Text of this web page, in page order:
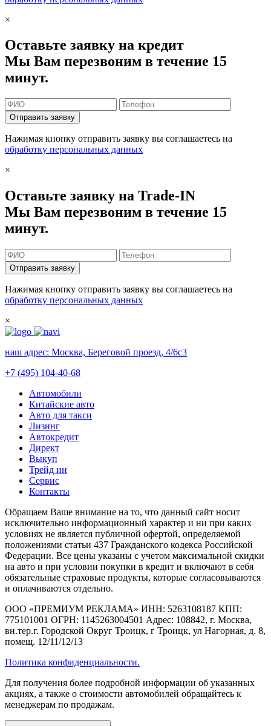
×
Оставьте заявку на кредит
Мы Вам перезвоним в течение 15
минут.
Отправить заявку
Нажимая кнопку отправить заявку вы соглашаетесь на
обработку персональных данных
×
Оставьте заявку на Trade-IN
Мы Вам перезвоним в течение 15
минут.
Отправить заявку
Нажимая кнопку отправить заявку вы соглашаетесь на
обработку персональных данных
×
наш адрес: Москва, Береговой проезд, 4/6с3
+7 (495) 104-40-68
Автомобили
Китайские авто
Авто для такси
Лизинг
Автокредит
Директ
Выкуп
Трейд ин
Сервис
Контакты
Обращаем Ваше внимание на то, что данный сайт носит
исключительно информационный характер и ни при каких
условиях не является публичной офертой, определяемой
положениями статьи 437 Гражданского кодекса Российской
Федерации. Все цены указаны с учетом максимальной скидки
на авто и при условии покупки в кредит и включают в себя
обязательные страховые продукты, которые согласовываются
и оплачиваются отдельно.
ООО «ПРЕМИУМ РЕКЛАМА» ИНН: 5263108187 КПП:
775101001 ОГРН: 1145263004501 Адрес: 108842, г. Москва,
вн.тер.г. Городской Округ Троицк, г Троицк, ул Нагорная, д. 8,
помещ. 12/11/12/13
Политика конфиденциальности.
Для получения более подробной информации об указанных
акциях, а также о стоимости автомобилей обращайтесь к
менеджерам по продажам.